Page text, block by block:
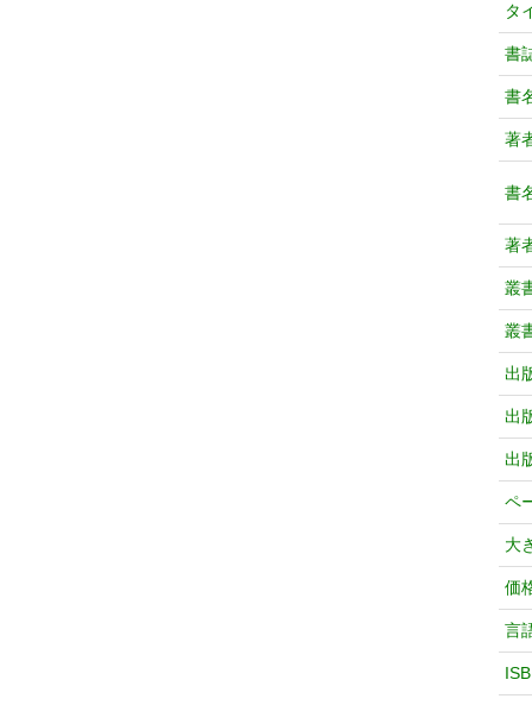
タ
書
書
著
書
著
叢
叢
出
出
出
ペ
大
価
言